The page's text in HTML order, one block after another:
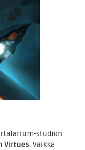
studion
Virtues . Vaikka